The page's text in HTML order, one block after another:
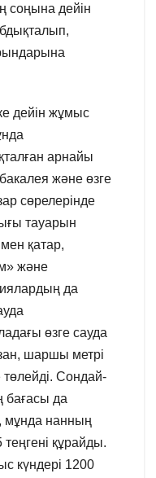
дейін
дейін жұмыс
арнайы
және өзге
сөрелерінде
тауарын
қатар,
және
да
өзге сауда
шаршы метрі
Сондай-
бағасы да
мұнда нанның
құрайды.
күндері 1200